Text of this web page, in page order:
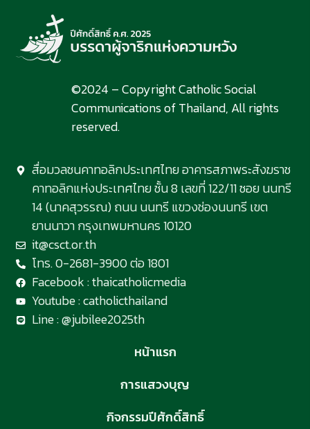
©2024 – Copyright Catholic Social
Communications of Thailand, All rights
reserved.
สื่อมวลชนคาทอลิกประเทศไทย อาคารสภาพระสังฆราช
คาทอลิกแห่งประเทศไทย ชั้น 8 เลขที่ 122/11 ซอย นนทรี
14 (นาคสุวรรณ) ถนน นนทรี แขวงช่องนนทรี เขต
ยานนาวา กรุงเทพมหานคร 10120
it@csct.or.th
โทร. 0-2681-3900 ต่อ 1801
Facebook : thaicatholicmedia
Youtube : catholicthailand
Line : @jubilee2025th
หน้าแรก
การแสวงบุญ
กิจกรรมปีศักดิ์สิทธิ์